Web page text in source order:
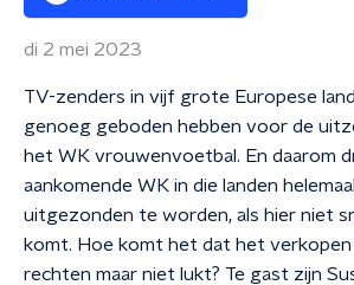
di 2 mei 2023
TV-zenders in vijf grote Europese
genoeg geboden hebben voor de
het WK vrouwenvoetbal. En daarom
aankomende WK in die landen
uitgezonden te worden, als hier niet
komt. Hoe komt het dat het
rechten maar niet lukt? Te gast zijn